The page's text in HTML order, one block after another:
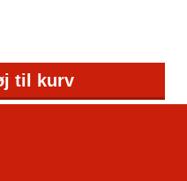
til kurv